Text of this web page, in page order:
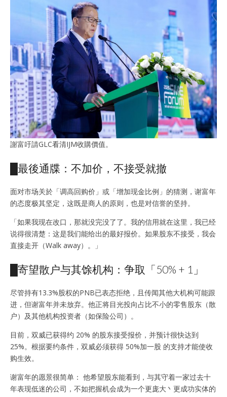
謝富吁請GLC看清IJM收購價值。
█最後通牒：不加价，不接受就撤
面对市场关於「调高回购价」或「增加现金比例」的猜测，谢富年
的态度极其坚定，这既是商人的原则，也是对信誉的坚持。
「如果我现在改口，那就没完没了了。我的信用就在这里，我已经
说得很清楚：这是我们能给出的最好报价。如果股东不接受，我会
直接走开（Walk away）。」
█寄望散户与其馀机构：争取「50% + 1」
尽管持有13.3%股权的PNB已表态拒绝，且传闻其他大机构可能跟
进，但谢富年并未放弃。他正将目光投向占比不小的零售股东（散
户）及其他机构投资者（如保险公司）。
目前，双威已获得约 20% 的股东接受报价，并预计很快达到
25%。根据要约条件，双威必须获得 50%加一股 的支持才能使收
购生效。
谢富年的愿景很简单： 他希望股东能看到，与其守着一家过去十
年表现低迷的公司，不如把握机会成为一个更庞大丶更成功实体的